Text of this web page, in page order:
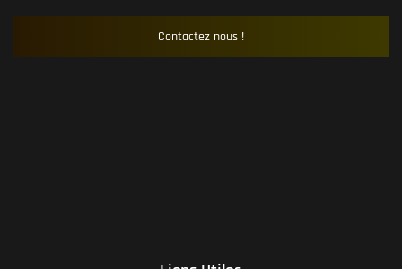
Contactez nous !